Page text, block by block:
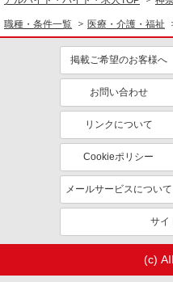
同じ特徴から求人を探す
未経験歓迎
ボーナス・賞与あり
交通費支給
職種・条件一覧 医療・介護・福祉
掲載ご希望のお客様へ
お問い合わせ
リンクについて
Cookieポリシー
メールサービスについて
サイ
(c)